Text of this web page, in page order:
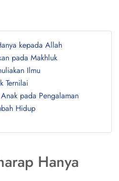
kepada Allah
pada Makhluk
Ilmu
Ternilai
pada Pengalaman
Hidup
Hanya